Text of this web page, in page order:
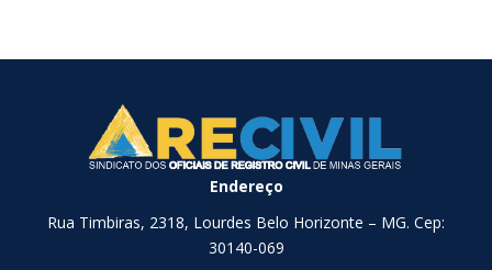
Endereço
Rua Timbiras, 2318, Lourdes Belo Horizonte – MG. Cep:
30140-069